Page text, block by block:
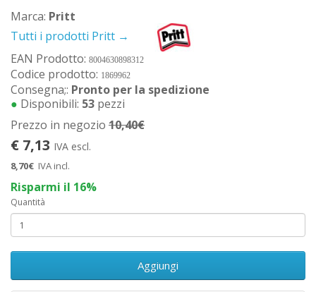
Marca: Pritt
Tutti i prodotti Pritt →
EAN Prodotto: 8004630898312
Codice prodotto: 1869962
Consegna;: Pronto per la spedizione
● Disponibili: 53 pezzi
Prezzo in negozio 10,40€
€ 7,13 IVA escl.
8,70€ IVA incl.
Risparmi il 16%
Quantità
Aggiungi